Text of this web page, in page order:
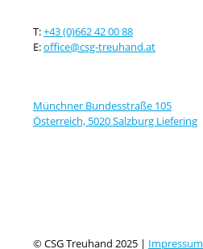
T:+43 (0)662 42 00 88
E:office@csg-treuhand.at
Münchner Bundesstraße 105
Österreich, 5020 Salzburg Liefering
© CSG Treuhand 2025 | Impressum